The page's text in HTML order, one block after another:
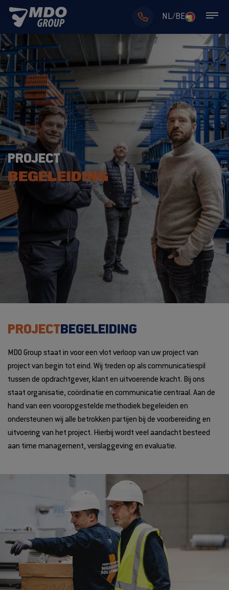
NL/BE
PROJECT
BEGELEIDING
PROJECT BEGELEIDING
MDO Group staat in voor een vlot verloop van uw project van
project van begin tot eind. Wij treden op als communicatiespil
tussen de opdrachtgever, klant en uitvoerende kracht. Bij ons
staat organisatie, coördinatie en communicatie centraal. Aan de
hand van een vooropgestelde methodiek begeleiden en
ondersteunen wij alle betrokken partijen bij de voorbereiding en
uitvoering van het project. Hierbij wordt veel aandacht besteed
aan time management, verslaggeving en evaluatie.